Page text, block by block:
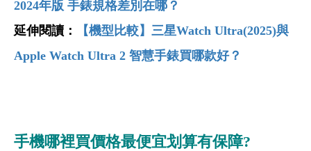
2024年版 手錶規格差別在哪？
延伸閱讀：
【機型比較】三星Watch Ultra(2025)與
Apple Watch Ultra 2 智慧手錶買哪款好？
手機哪裡買價格最便宜划算有保障?